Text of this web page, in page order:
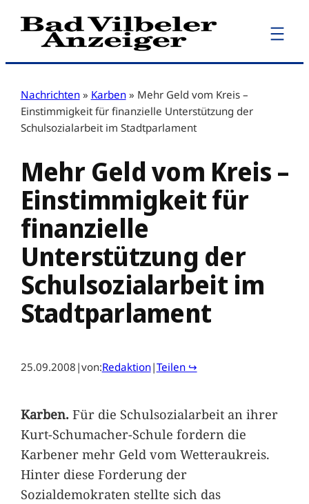
Zum
Inhalt
Nachrichten » Karben » Mehr Geld vom Kreis –
Einstimmigkeit für finanzielle Unterstützung der
Schulsozialarbeit im Stadtparlament
Mehr Geld vom Kreis –
Einstimmigkeit für
finanzielle
Unterstützung der
Schulsozialarbeit im
Stadtparlament
25.09.2008 |von:Redaktion|Teilen ↪
Karben.Für die Schulsozialarbeit an ihrer
Kurt-Schumacher-Schule fordern die
Karbener mehr Geld vom Wetteraukreis.
Hinter diese Forderung der
Sozialdemokraten stellte sich das